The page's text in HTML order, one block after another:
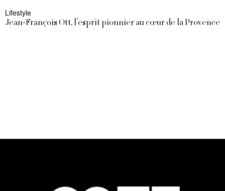
Lifestyle
Jean-François Ott, l’esprit pionnier au cœur de la Provence